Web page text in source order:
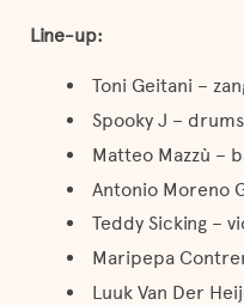
Line-up:
Toni Geitani –
Spooky J – drums
Matteo Mazzù –
Antonio Moreno
Teddy Sicking –
Maripepa
Luuk Van Der